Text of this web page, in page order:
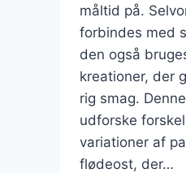
måltid på.
forbindes med
den også
kreationer, der
rig smag.
udforske
variationer af
flødeost, der…